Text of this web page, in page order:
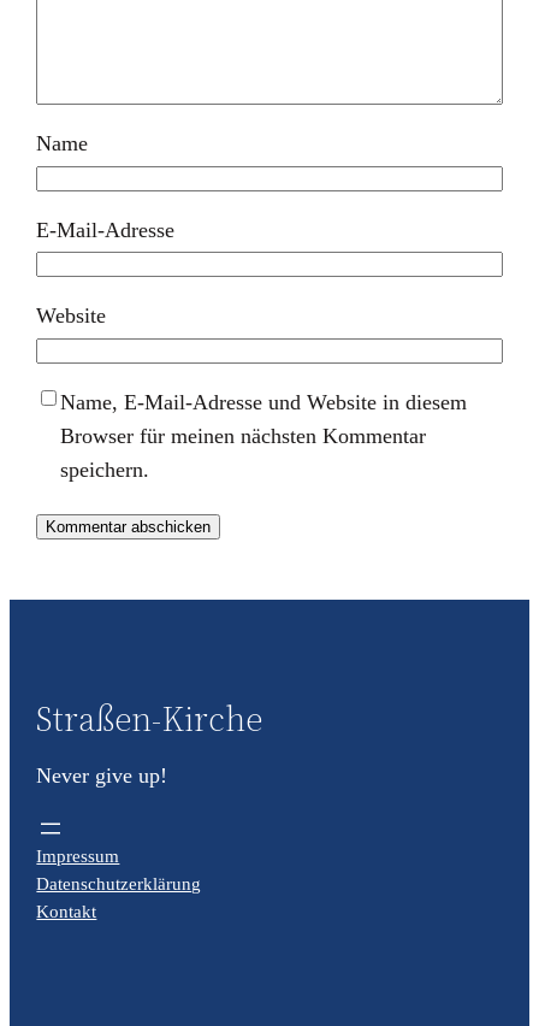
Name
E-Mail-Adresse
Website
Name, E-Mail-Adresse und Website in diesem
Browser für meinen nächsten Kommentar
speichern.
Straßen-Kirche
Never give up!
Impressum
Datenschutzerklärung
Kontakt